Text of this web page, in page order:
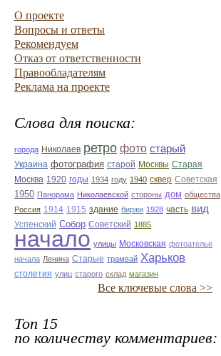
О проекте
Вопросы и ответы
Рекомендуем
Отказ от ответственности
Правообладателям
Реклама на проекте
Слова для поиска:
города Николаев ретро фото старый
Украина фотография старой Москвы Старая
Москва 1920 годы 1934 году 1940 сквер Советская
1950 Панорама Николаевской стороны дом общества
Россия 1914 1915 здание биржи 1928 часть вид
Успенский Собор Советский 1885
начало улицы Московская фотоателье
начала Ленина Старые трамвай Харьков
столетия улиц старого склад магазин
Все ключевые слова >>
Топ 15
по количеству комментариев: